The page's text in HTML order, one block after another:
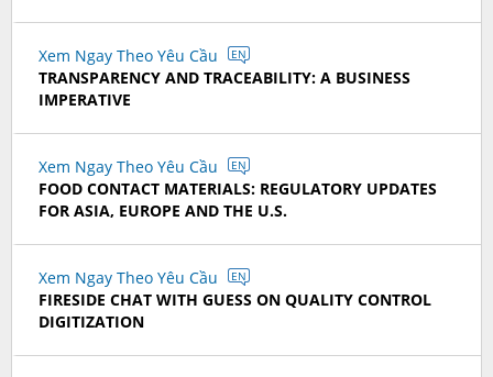
Xem Ngay Theo Yêu Cầu EN
TRANSPARENCY AND TRACEABILITY: A BUSINESS
IMPERATIVE
Xem Ngay Theo Yêu Cầu EN
FOOD CONTACT MATERIALS: REGULATORY UPDATES
FOR ASIA, EUROPE AND THE U.S.
Xem Ngay Theo Yêu Cầu EN
FIRESIDE CHAT WITH GUESS ON QUALITY CONTROL
DIGITIZATION